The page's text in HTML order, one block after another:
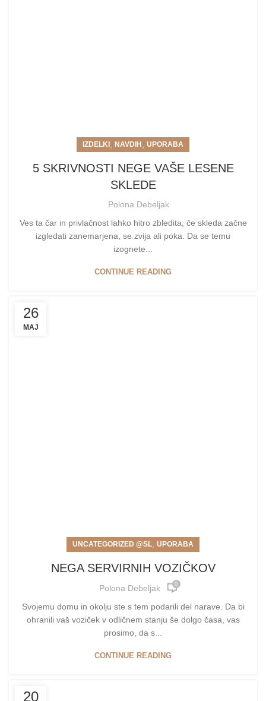
IZDELKI NAVDIH UPORABA
5 SKRIVNOSTI NEGE VAŠE LESENE
SKLEDE
Polona Debeljak
Ves ta čar in privlačnost lahko hitro zbledita, če skleda začne
izgledati zanemarjena, se zvija ali poka. Da se temu
izognete...
CONTINUE READING
26
MAJ
UNCATEGORIZED @SL UPORABA
NEGA SERVIRNIH VOZIČKOV
Polona Debeljak 0
Svojemu domu in okolju ste s tem podarili del narave. Da bi
ohranili vaš voziček v odličnem stanju še dolgo časa, vas
prosimo, da s...
CONTINUE READING
20